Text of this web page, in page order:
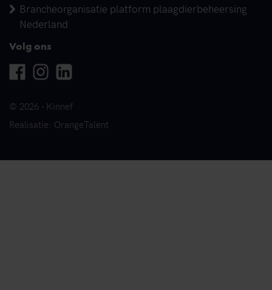
Brancheorganisatie platform plaagdierbeheersing
Nederland
Volg ons
Facebook
InstagramLinkedin
© 2026 - Kinnef
Realisatie: OrangeTalent